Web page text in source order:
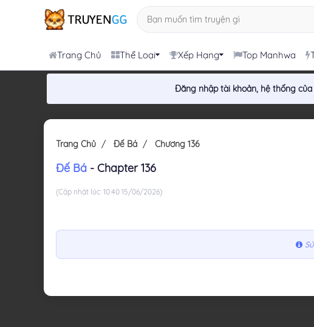
Trang Chủ Thể Loại Xếp Hạng Top Manhwa
Đăng nhập tài khoản, hệ thống
Trang Chủ Đế Bá Chương 136
Đế Bá - Chapter 136
(Cập nhật lúc: 10:40 15/06/2026)